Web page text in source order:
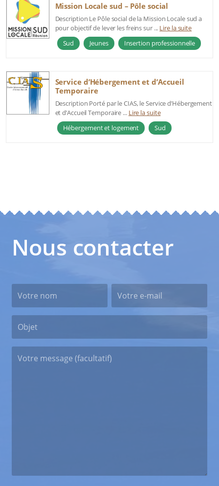
Mission Locale sud – Pôle social
Description Le Pôle social de la Mission Locale sud a
pour objectif de lever les freins sur ... Lire la suite
Sud
Jeunes Insertion professionnelle
Service d’Hébergement et d’Accueil
Temporaire
Description Porté par le CIAS, le Service d’Hébergement
et d’Accueil Temporaire ... Lire la suite
Hébergement et logement
Sud
Nous contacter